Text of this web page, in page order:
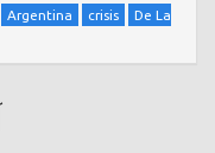
Argentina crisis
De La